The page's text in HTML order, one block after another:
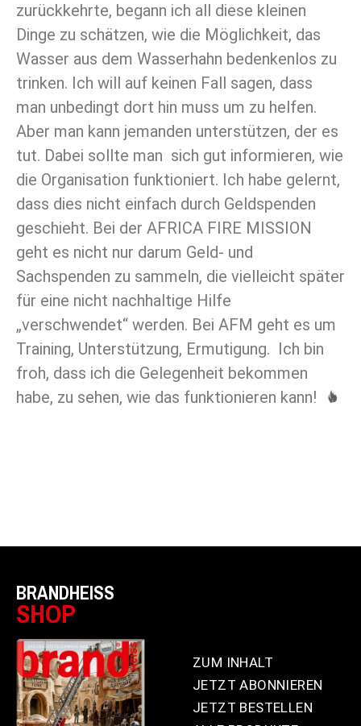
zurückkehrte, begann ich all diese kleinen
Dinge zu schätzen, wie die Möglichkeit, das
Wasser aus dem Wasserhahn bedenkenlos zu
trinken. Ich will auf keinen Fall sagen, dass
man unbedingt dort hin muss um zu helfen.
Aber man kann jemanden unterstützen, der es
tut. Dabei sollte man sich gut informieren, wie
die Organisation funktioniert. Ich habe gelernt,
dass dies nicht einfach durch Geldspenden
geschieht. Bei der AFRICA FIRE MISSION
geht es nicht nur darum Geld- und
Sachspenden zu sammeln, die vielleicht später
für eine nicht nachhaltige Hilfe
„verschwendet“ werden. Bei AFM geht es um
Training, Unterstützung, Ermutigung. Ich bin
froh, dass ich die Gelegenheit bekommen
habe, zu sehen, wie das funktionieren kann!
BRANDHEISS
SHOP
ZUM INHALT
JETZT ABONNIEREN
JETZT BESTELLEN